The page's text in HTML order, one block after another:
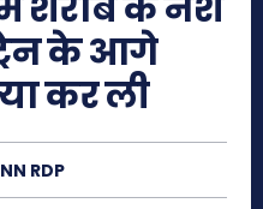
शराब के नशे
के आगे
कर ली
RDP